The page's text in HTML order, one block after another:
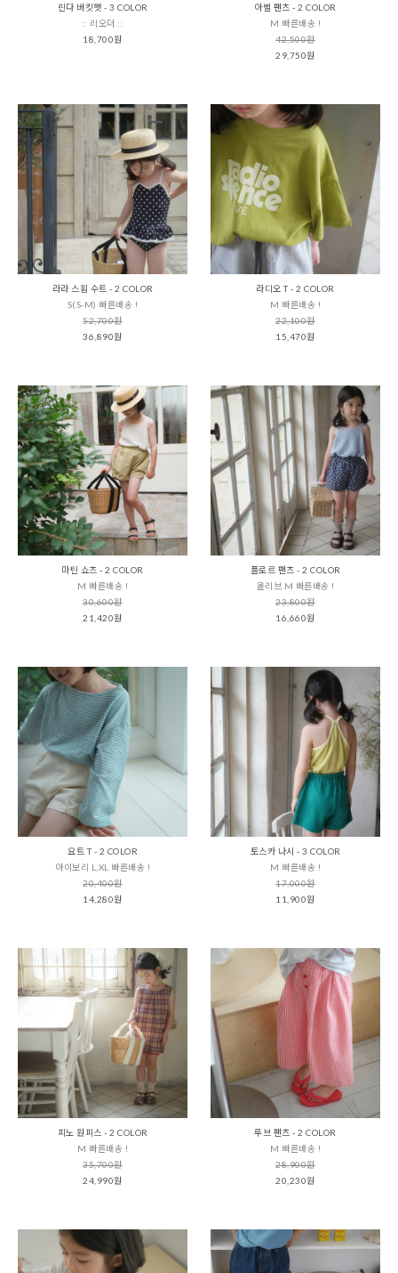
린다 버킷햇 - 3 COLOR
:: 리오더 ::
18,700원
아벨 팬츠 - 2 COLOR
M 빠른배송 !
42,500원
29,750원
라라 스윔 수트 - 2 COLOR
S(S-M) 빠른배송 !
52,700원
36,890원
라디오 T - 2 COLOR
M 빠른배송 !
22,100원
15,470원
마틴 쇼츠 - 2 COLOR
M 빠른배송 !
30,600원
21,420원
플로르 팬츠 - 2 COLOR
올리브 M 빠른배송 !
23,800원
16,660원
요트 T - 2 COLOR
아이보리 L,XL 빠른배송 !
20,400원
14,280원
토스카 나시 - 3 COLOR
M 빠른배송 !
17,000원
11,900원
피노 원피스 - 2 COLOR
M 빠른배송 !
35,700원
24,990원
루브 팬츠 - 2 COLOR
M 빠른배송 !
28,900원
20,230원